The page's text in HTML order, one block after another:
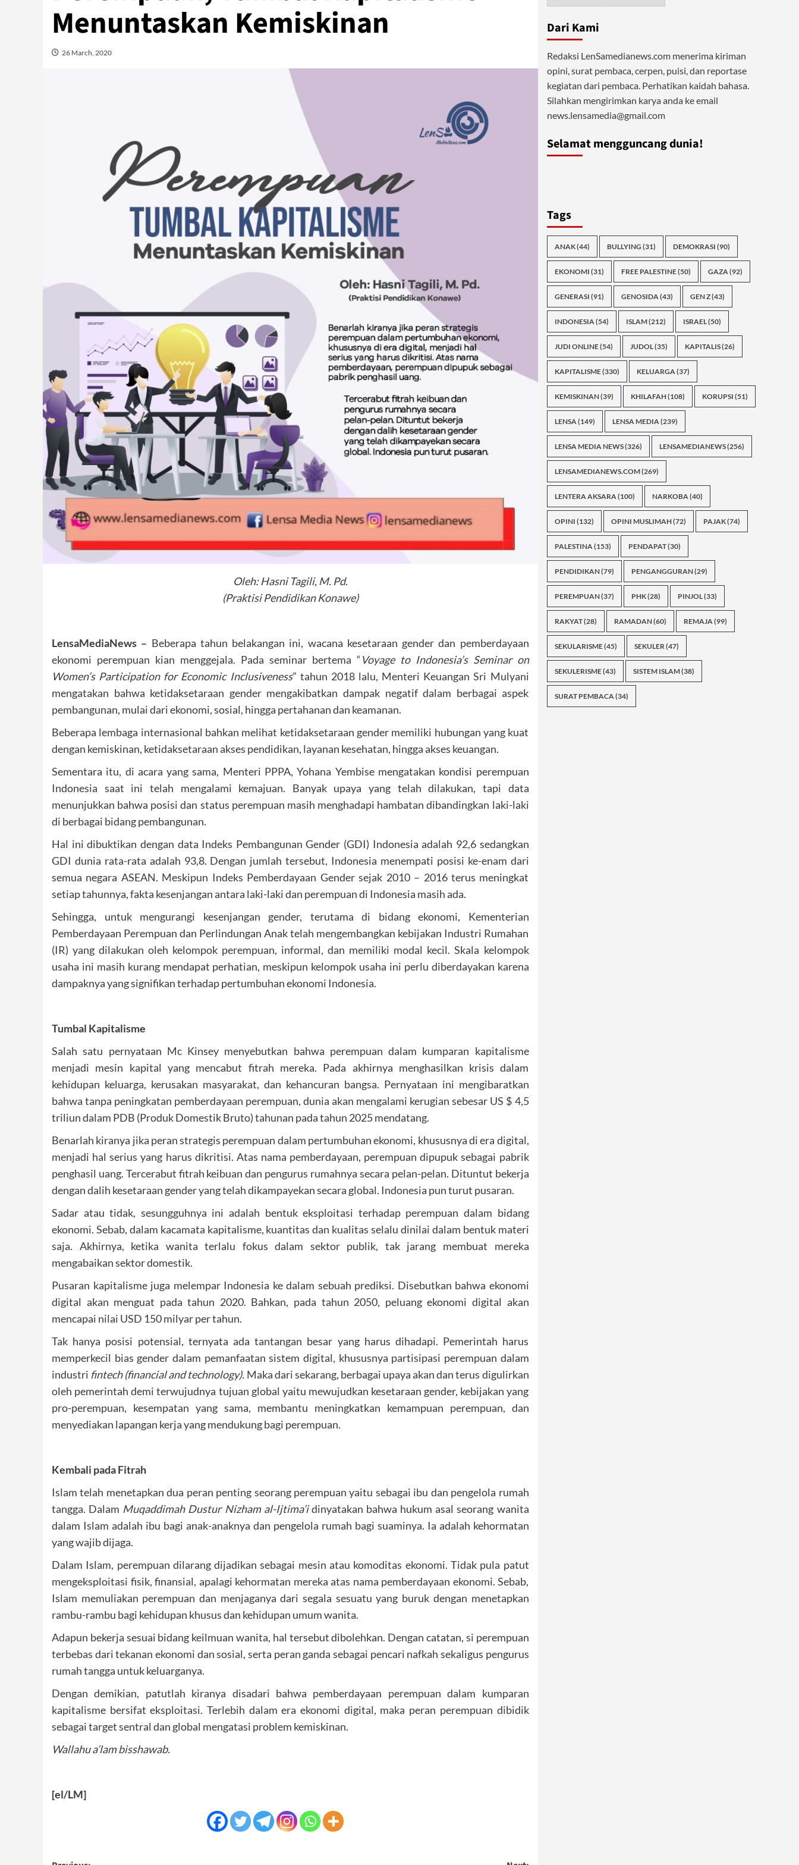
Menuntaskan Kemiskinan
26 March, 2020
Oleh: Hasni Tagili, M. Pd.
(Praktisi Pendidikan Konawe)
LensaMediaNews – Beberapa tahun belakangan ini, wacana kesetaraan gender dan pemberdayaan
ekonomi perempuan kian menggejala. Pada seminar bertema “Voyage to Indonesia’s Seminar on
Women’s Participation for Economic Inclusiveness” tahun 2018 lalu, Menteri Keuangan Sri Mulyani
mengatakan bahwa ketidaksetaraan gender mengakibatkan dampak negatif dalam berbagai aspek
pembangunan, mulai dari ekonomi, sosial, hingga pertahanan dan keamanan.
Beberapa lembaga internasional bahkan melihat ketidaksetaraan gender memiliki hubungan yang kuat
dengan kemiskinan, ketidaksetaraan akses pendidikan, layanan kesehatan, hingga akses keuangan.
Sementara itu, di acara yang sama, Menteri PPPA, Yohana Yembise mengatakan kondisi perempuan
Indonesia saat ini telah mengalami kemajuan. Banyak upaya yang telah dilakukan, tapi data
menunjukkan bahwa posisi dan status perempuan masih menghadapi hambatan dibandingkan laki-laki
di berbagai bidang pembangunan.
Hal ini dibuktikan dengan data Indeks Pembangunan Gender (GDI) Indonesia adalah 92,6 sedangkan
GDI dunia rata-rata adalah 93,8. Dengan jumlah tersebut, Indonesia menempati posisi ke-enam dari
semua negara ASEAN. Meskipun Indeks Pemberdayaan Gender sejak 2010 – 2016 terus meningkat
setiap tahunnya, fakta kesenjangan antara laki-laki dan perempuan di Indonesia masih ada.
Sehingga, untuk mengurangi kesenjangan gender, terutama di bidang ekonomi, Kementerian
Pemberdayaan Perempuan dan Perlindungan Anak telah mengembangkan kebijakan Industri Rumahan
(IR) yang dilakukan oleh kelompok perempuan, informal, dan memiliki modal kecil. Skala kelompok
usaha ini masih kurang mendapat perhatian, meskipun kelompok usaha ini perlu diberdayakan karena
dampaknya yang signifikan terhadap pertumbuhan ekonomi Indonesia.
Tumbal Kapitalisme
Salah satu pernyataan Mc Kinsey menyebutkan bahwa perempuan dalam kumparan kapitalisme
menjadi mesin kapital yang mencabut fitrah mereka. Pada akhirnya menghasilkan krisis dalam
kehidupan keluarga, kerusakan masyarakat, dan kehancuran bangsa. Pernyataan ini mengibaratkan
bahwa tanpa peningkatan pemberdayaan perempuan, dunia akan mengalami kerugian sebesar US $ 4,5
triliun dalam PDB (Produk Domestik Bruto) tahunan pada tahun 2025 mendatang.
Benarlah kiranya jika peran strategis perempuan dalam pertumbuhan ekonomi, khususnya di era digital,
menjadi hal serius yang harus dikritisi. Atas nama pemberdayaan, perempuan dipupuk sebagai pabrik
penghasil uang. Tercerabut fitrah keibuan dan pengurus rumahnya secara pelan-pelan. Dituntut bekerja
dengan dalih kesetaraan gender yang telah dikampayekan secara global. Indonesia pun turut pusaran.
Sadar atau tidak, sesungguhnya ini adalah bentuk eksploitasi terhadap perempuan dalam bidang
ekonomi. Sebab, dalam kacamata kapitalisme, kuantitas dan kualitas selalu dinilai dalam bentuk materi
saja. Akhirnya, ketika wanita terlalu fokus dalam sektor publik, tak jarang membuat mereka
mengabaikan sektor domestik.
Pusaran kapitalisme juga melempar Indonesia ke dalam sebuah prediksi. Disebutkan bahwa ekonomi
digital akan menguat pada tahun 2020. Bahkan, pada tahun 2050, peluang ekonomi digital akan
mencapai nilai USD 150 milyar per tahun.
Tak hanya posisi potensial, ternyata ada tantangan besar yang harus dihadapi. Pemerintah harus
memperkecil bias gender dalam pemanfaatan sistem digital, khususnya partisipasi perempuan dalam
industri fintech (financial and technology). Maka dari sekarang, berbagai upaya akan dan terus digulirkan
oleh pemerintah demi terwujudnya tujuan global yaitu mewujudkan kesetaraan gender, kebijakan yang
pro-perempuan, kesempatan yang sama, membantu meningkatkan kemampuan perempuan, dan
menyediakan lapangan kerja yang mendukung bagi perempuan.
Kembali pada Fitrah
Islam telah menetapkan dua peran penting seorang perempuan yaitu sebagai ibu dan pengelola rumah
tangga. Dalam Muqaddimah Dustur Nizham al-Ijtima’idinyatakan bahwa hukum asal seorang wanita
dalam Islam adalah ibu bagi anak-anaknya dan pengelola rumah bagi suaminya. Ia adalah kehormatan
yang wajib dijaga.
Dalam Islam, perempuan dilarang dijadikan sebagai mesin atau komoditas ekonomi. Tidak pula patut
mengeksploitasi fisik, finansial, apalagi kehormatan mereka atas nama pemberdayaan ekonomi. Sebab,
Islam memuliakan perempuan dan menjaganya dari segala sesuatu yang buruk dengan menetapkan
rambu-rambu bagi kehidupan khusus dan kehidupan umum wanita.
Adapun bekerja sesuai bidang keilmuan wanita, hal tersebut dibolehkan. Dengan catatan, si perempuan
terbebas dari tekanan ekonomi dan sosial, serta peran ganda sebagai pencari nafkah sekaligus pengurus
rumah tangga untuk keluarganya.
Dengan demikian, patutlah kiranya disadari bahwa pemberdayaan perempuan dalam kumparan
kapitalisme bersifat eksploitasi. Terlebih dalam era ekonomi digital, maka peran perempuan dibidik
sebagai target sentral dan global mengatasi problem kemiskinan.
Wallahu a’lam bisshawab.
[el/LM]
Dari Kami
Redaksi LenSamedianews.com menerima kiriman
opini, surat pembaca, cerpen, puisi, dan reportase
kegiatan dari pembaca. Perhatikan kaidah bahasa.
Silahkan mengirimkan karya anda ke email
news.lensamedia@gmail.com
Selamat mengguncang dunia!
Tags
ANAK(44) BULLYING (31) DEMOKRASI (90)
EKONOMI (31) FREE PALESTINE(50) GAZA(92)
GENERASI (91) GENOSIDA(43) GEN Z(43)
INDONESIA(54) ISLAM(212) ISRAEL(50)
JUDI ONLINE(54) JUDOL(35) KAPITALIS(26)
KAPITALISME(330) KELUARGA(37)
KEMISKINAN(39) KHILAFAH(108) KORUPSI (51)
LENSA(149) LENSA MEDIA(239)
LENSA MEDIA NEWS(326) LENSAMEDIANEWS(256)
LENSAMEDIANEWS.COM(269)
LENTERA AKSARA(100) NARKOBA(40)
OPINI (132) OPINI MUSLIMAH(72) PAJAK(74)
PALESTINA(153) PENDAPAT(30)
PENDIDIKAN(79) PENGANGGURAN(29)
PEREMPUAN(37) PHK(28) PINJOL(33)
RAKYAT(28) RAMADAN(60) REMAJA(99)
SEKULARISME(45) SEKULER(47)
SEKULERISME(43) SISTEM ISLAM(38)
SURAT PEMBACA(34)